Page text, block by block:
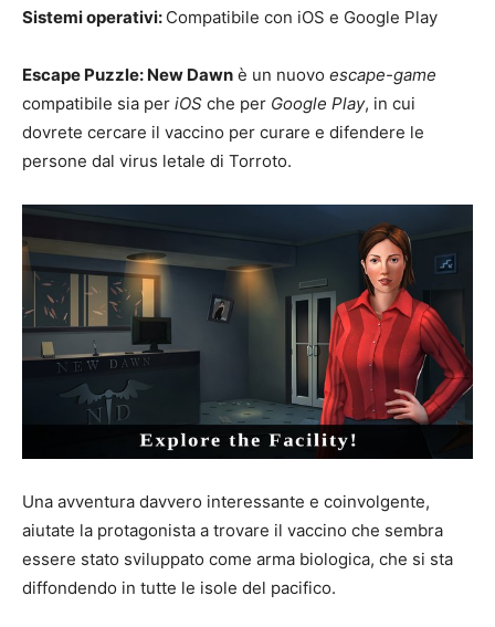
Sistemi operativi: Compatibile con iOS e Google Play
Escape Puzzle: New Dawn è un nuovo escape-game
compatibile sia per iOS che per Google Play, in cui
dovrete cercare il vaccino per curare e difendere le
persone dal virus letale di Torroto.
Una avventura davvero interessante e coinvolgente,
aiutate la protagonista a trovare il vaccino che sembra
essere stato sviluppato come arma biologica, che si sta
diffondendo in tutte le isole del pacifico.